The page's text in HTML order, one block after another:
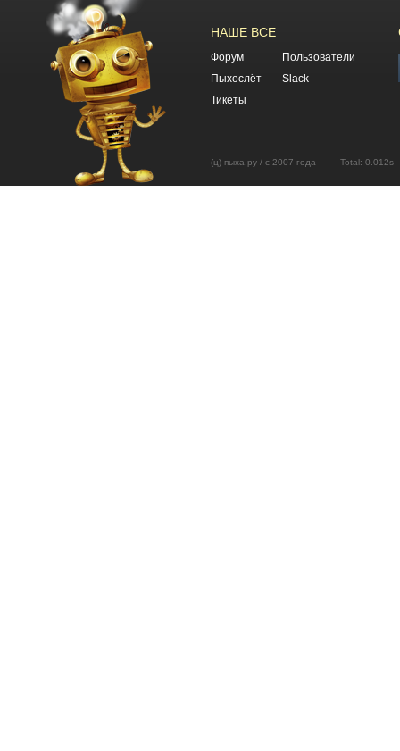
НАШЕ ВСЕ
Форум
Пользователи
Пыхослёт
Slack
Тикеты
(ц) пыха.ру / с 2007 года Total: